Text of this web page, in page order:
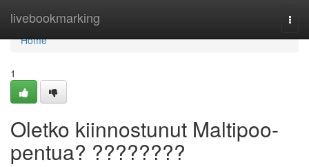
livebookmarking
Home
Home
1
Oletko kiinnostunut Maltipoo-
pentua? ????????